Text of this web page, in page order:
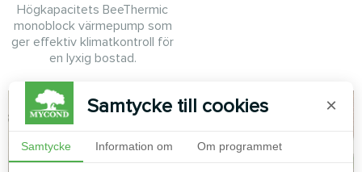
Högkapacitets BeeThermic
monoblock värmepump som
ger effektiv klimatkontroll för
en lyxig bostad.
Samtycke till cookies ×
Samtycke Information om Om programmet